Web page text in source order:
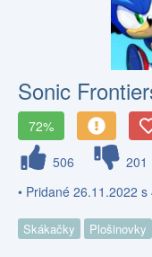
Sonic
72%
506
201
• Pridané 26.11.2022
Skákačky Plošinovky